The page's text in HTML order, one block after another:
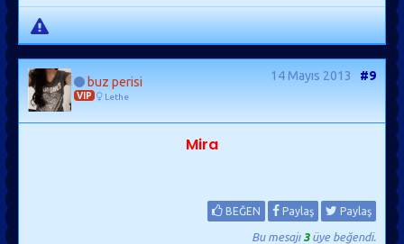
buz perisi
VIP Lethe
14 Mayıs 2013 #9
Mira
BEĞEN Paylaş Paylaş
Bu mesajı 3üye beğendi.